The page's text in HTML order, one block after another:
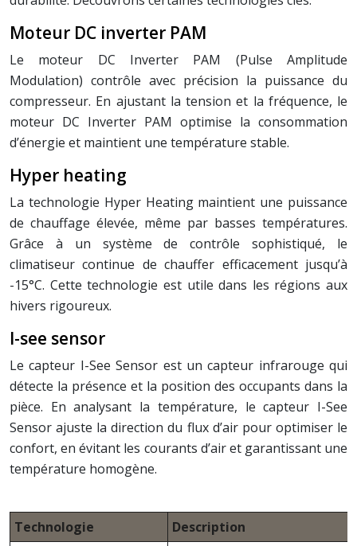
Moteur DC inverter PAM
Le moteur DC Inverter PAM (Pulse Amplitude
Modulation) contrôle avec précision la puissance du
compresseur. En ajustant la tension et la fréquence, le
moteur DC Inverter PAM optimise la consommation
d’énergie et maintient une température stable.
Hyper heating
La technologie Hyper Heating maintient une puissance
de chauffage élevée, même par basses températures.
Grâce à un système de contrôle sophistiqué, le
climatiseur continue de chauffer efficacement jusqu’à
-15°C. Cette technologie est utile dans les régions aux
hivers rigoureux.
I-see sensor
Le capteur I-See Sensor est un capteur infrarouge qui
détecte la présence et la position des occupants dans la
pièce. En analysant la température, le capteur I-See
Sensor ajuste la direction du flux d’air pour optimiser le
confort, en évitant les courants d’air et garantissant une
température homogène.
Technologie
Description